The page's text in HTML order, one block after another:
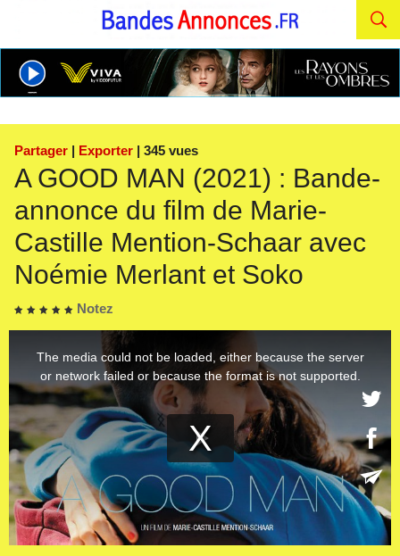
Partager | Exporter | 345 vues
A GOOD MAN (2021) : Bande-
annonce du film de Marie-
Castille Mention-Schaar avec
Noémie Merlant et Soko
Notez